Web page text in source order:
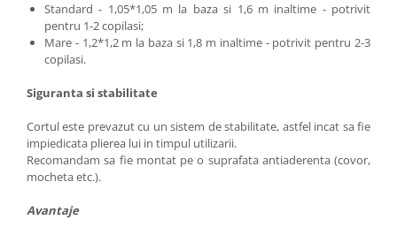
Standard - 1,05*1,05 m la baza si 1,6 m inaltime - potrivit
pentru 1-2 copilasi;
Mare - 1,2*1,2 m la baza si 1,8 m inaltime - potrivit pentru 2-3
copilasi.
Siguranta si stabilitate
Cortul este prevazut cu un sistem de stabilitate, astfel incat sa fie
impiedicata plierea lui in timpul utilizarii.
Recomandam sa fie montat pe o suprafata antiaderenta (covor,
mocheta etc.).
Avantaje